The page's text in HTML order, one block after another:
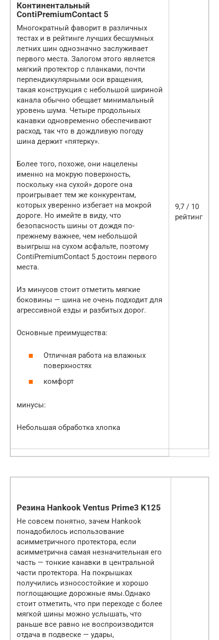
Континентальный
ContiPremiumContact 5
Многократный фаворит в различных
тестах и ​​в рейтинге лучших бесшумных
летних шин однозначно заслуживает
первого места. Залогом этого является
мягкий протектор с планками, почти
перпендикулярными оси вращения,
такая конструкция с небольшой шириной
канала обычно обещает минимальный
уровень шума. Четыре продольных
канавки одновременно обеспечивают
расход, так что в дождливую погоду
шина держит «пятерку».
Более того, похоже, они нацелены
именно на мокрую поверхность,
поскольку «на сухой» дороге она
проигрывает тем же конкурентам,
которых уверенно избегает на мокрой
дороге. Но имейте в виду, что
безопасность шины от дождя по-
прежнему важнее, чем небольшой
выигрыш на сухом асфальте, поэтому
ContiPremiumContact 5 достоин первого
места.
Из минусов стоит отметить мягкие
боковины — шина не очень подходит для
агрессивной езды и разбитых дорог.
Основные преимущества:
Отличная работа на влажных
поверхностях
комфорт
минусы:
Небольшая обработка хлопка
9,7 / 10
рейтинг
Резина Hankook Ventus Prime3 K125
Не совсем понятно, зачем Hankook
понадобилось использование
асимметричного протектора, если
асимметрична самая незначительная его
часть — тонкие канавки в центральной
части протектора. На покрышках
получились износостойкие и хорошо
поглощающие дорожные ямы.Однако
стоит отметить, что при переходе с более
мягкой шины можно услышать, что
раньше все равно не воспроизводится
отдача в подвеске — удары,